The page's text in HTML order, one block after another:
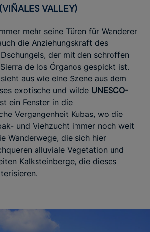
VALLEY)
mehr seine Türen für Wanderer
die Anziehungskraft des
der mit den schroffen
de los Órganos gespickt ist.
aus wie eine Szene aus dem
exotische und wilde UNESCO-
ein Fenster in die
Vergangenheit Kubas, wo die
und Viehzucht immer noch weit
Wanderwege, die sich hier
alluviale Vegetation und
Kalksteinberge, die dieses